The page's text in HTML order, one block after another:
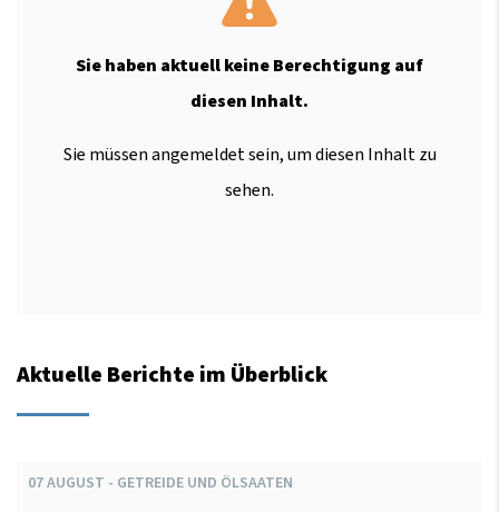
Sie haben aktuell keine Berechtigung auf
diesen Inhalt.
Sie müssen angemeldet sein, um diesen Inhalt zu
sehen.
Aktuelle Berichte im Überblick
07AUGUST - GETREIDE UND ÖLSAATEN